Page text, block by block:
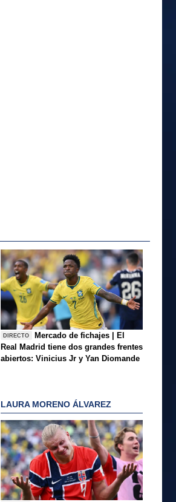
DIRECTO
Mercado de fichajes | El
Real Madrid tiene dos grandes frentes
abiertos: Vinicius Jr y Yan Diomande
LAURA MORENO ÁLVAREZ